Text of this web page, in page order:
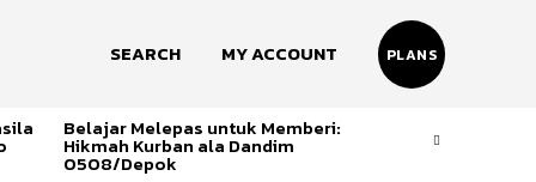
SEARCH MY ACCOUNT PLANS
Belajar Melepas untuk Memberi:
Hikmah Kurban ala Dandim
0508/Depok